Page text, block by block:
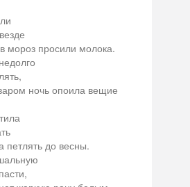
мороз просили молока.
ночь опоила вещие
петлять до весны.